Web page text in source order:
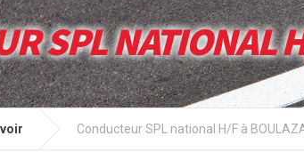
SPL NATIONAL
Conducteur SPL national H/F à